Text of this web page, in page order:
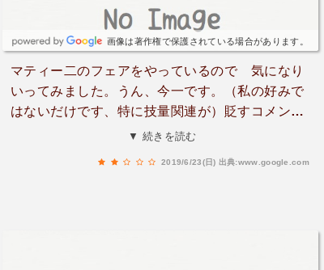
画像は著作権で保護されている場合があります。
マティー二のフェアをやっているので 気になり
いってみました。うん、今一です。（私の好みで
はないだけです、特に技量関連が）貶すコメント
とかはあまり書きたくないので 以上です。
▼ 続きを読む
2019/6/23(日) 出典:www.google.com